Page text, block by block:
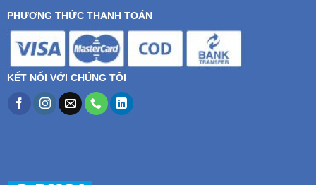
PHƯƠNG THỨC THANH TOÁN
KẾT NỐI VỚI CHÚNG TÔI